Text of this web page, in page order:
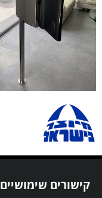
קישורים שימושיים